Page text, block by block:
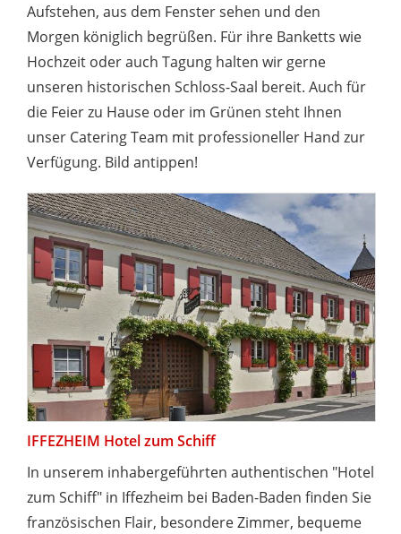
Aufstehen, aus dem Fenster sehen und den
Morgen königlich begrüßen. Für ihre Banketts wie
Hochzeit oder auch Tagung halten wir gerne
unseren historischen Schloss-Saal bereit. Auch für
die Feier zu Hause oder im Grünen steht Ihnen
unser Catering Team mit professioneller Hand zur
Verfügung. Bild antippen!
IFFEZHEIM Hotel zum Schiff
In unserem inhabergeführten authentischen "Hotel
zum Schiff" in Iffezheim bei Baden-Baden finden Sie
französischen Flair, besondere Zimmer, bequeme